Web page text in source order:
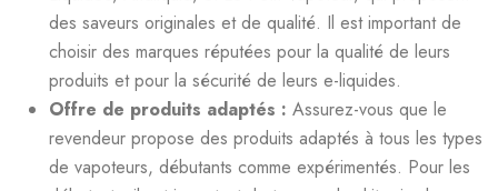
des saveurs originales et de qualité. Il est important de
choisir des marques réputées pour la qualité de leurs
produits et pour la sécurité de leurs e-liquides.
Offre de produits adaptés : Assurez-vous que le
revendeur propose des produits adaptés à tous les types
de vapoteurs, débutants comme expérimentés. Pour les